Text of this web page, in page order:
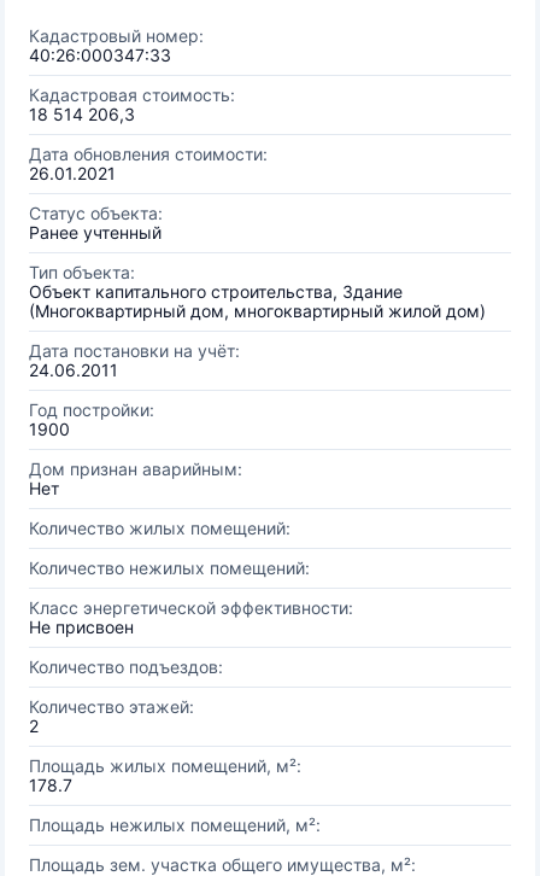
Кадастровый номер:
40:26:000347:33
Кадастровая стоимость:
18 514 206,3
Дата обновления стоимости:
26.01.2021
Статус объекта:
Ранее учтенный
Тип объекта:
Объект капитального строительства, Здание
(Многоквартирный дом, многоквартирный жилой дом)
Дата постановки на учёт:
24.06.2011
Год постройки:
1900
Дом признан аварийным:
Нет
Количество жилых помещений:
Количество нежилых помещений:
Класс энергетической эффективности:
Не присвоен
Количество подъездов:
Количество этажей:
2
Площадь жилых помещений, м²:
178.7
Площадь нежилых помещений, м²:
Площадь зем. участка общего имущества, м²: